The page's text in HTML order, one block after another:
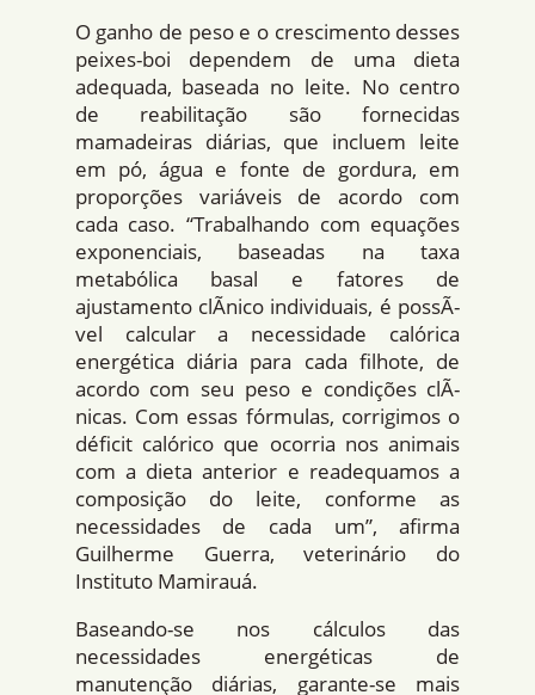
O ganho de peso e o crescimento desses
peixes-boi dependem de uma dieta
adequada, baseada no leite. No centro
de reabilitação são fornecidas
mamadeiras diárias, que incluem leite
em pó, água e fonte de gordura, em
proporções variáveis de acordo com
cada caso. “Trabalhando com equações
exponenciais, baseadas na taxa
metabólica basal e fatores de
ajustamento clÃ­nico individuais, é possÃ­
vel calcular a necessidade calórica
energética diária para cada filhote, de
acordo com seu peso e condições clÃ­
nicas. Com essas fórmulas, corrigimos o
déficit calórico que ocorria nos animais
com a dieta anterior e readequamos a
composição do leite, conforme as
necessidades de cada um”, afirma
Guilherme Guerra, veterinário do
Instituto Mamirauá.
Baseando-se nos cálculos das
necessidades energéticas de
manutenção diárias, garante-se mais